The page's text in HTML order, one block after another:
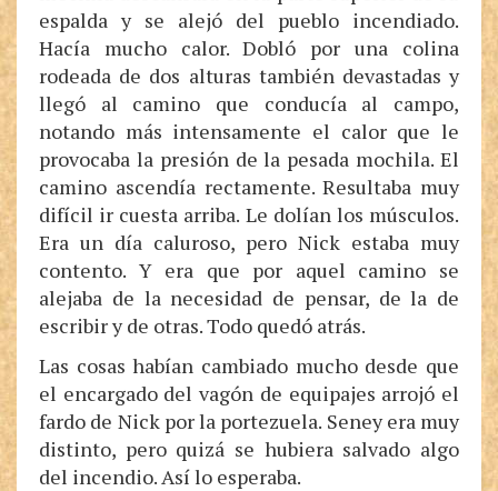
espalda y se alejó del pueblo incendiado.
Hacía mucho calor. Dobló por una colina
rodeada de dos alturas también devastadas y
llegó al camino que conducía al campo,
notando más intensamente el calor que le
provocaba la presión de la pesada mochila. El
camino ascendía rectamente. Resultaba muy
difícil ir cuesta arriba. Le dolían los músculos.
Era un día caluroso, pero Nick estaba muy
contento. Y era que por aquel camino se
alejaba de la necesidad de pensar, de la de
escribir y de otras. Todo quedó atrás.
Las cosas habían cambiado mucho desde que
el encargado del vagón de equipajes arrojó el
fardo de Nick por la portezuela. Seney era muy
distinto, pero quizá se hubiera salvado algo
del incendio. Así lo esperaba.